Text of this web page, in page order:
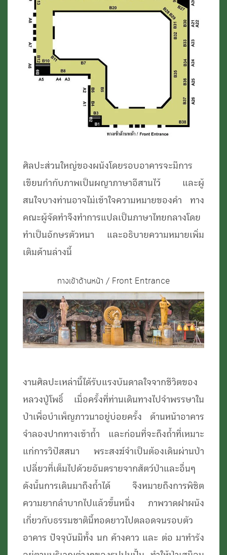
ศิลปะส่วนใหญ่ของผนังโดยรอบอาคารจะมีการ
เขียนกำกับภาพเป็นผญาภาษาอีสานไว้ และผู้
สนใจบางท่านอาจไม่เข้าใจความหมายของคำ ทาง
คณะผู้จัดทำจึงทำการแปลเป็นภาษาไทยกลางโดย
ทำเป็นอักษรตัวหนา และอธิบายความหมายเพิ่ม
เติมด้านล่างนี้
ทางเข้าด้านหน้า / Front Entrance
งานศิลปะเหล่านี้ได้รับแรงบันดาลใจจากชีวิตของ
หลวงปู่โพธิ์ เมื่อครั้งที่ท่านเดินทางไปจำพรรษาใน
ป่าเพื่อบำเพ็ญภาวนาอยู่บ่อยครั้ง ด้านหน้าอาคาร
จำลองปากทางเข้าถ้ำ และก่อนที่จะถึงถ้ำที่เหมาะ
แก่การวิปัสสนา พระสงฆ์จำเป็นต้องเดินผ่านป่า
เปลี่ยวที่เต็มไปด้วยอันตรายจากสัตว์ป่าและอื่นๆ
ดังนั้นการเดินมาถึงถ้ำได้ จึงหมายถึงการพิชิต
ความยากลำบากไปแล้วขั้นหนึ่ง ภาพวาดฝาผนัง
เกี่ยวกับธรรมชาตินี้ทอดยาวไปตลอดจนรอบตัว
อาคาร ปัจจุบันมีทั้ง นก ค้างคาว และ ต่อ มาทำรัง